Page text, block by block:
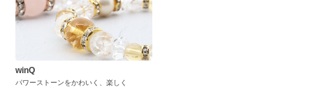
winQ
パワーストーンをかわいく、楽しく